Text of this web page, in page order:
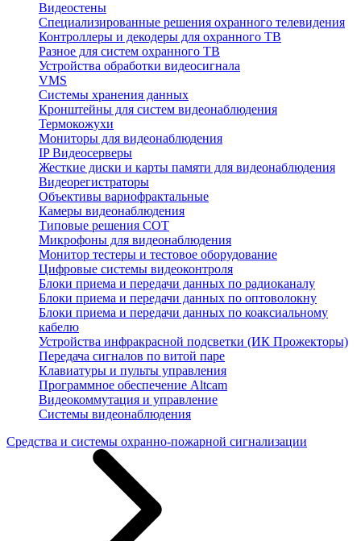
Видеостены
Специализированные решения охранного телевидения
Контроллеры и декодеры для охранного ТВ
Разное для систем охранного ТВ
Устройства обработки видеосигнала
VMS
Системы хранения данных
Кронштейны для систем видеонаблюдения
Термокожухи
Мониторы для видеонаблюдения
IP Видеосерверы
Жесткие диски и карты памяти для видеонаблюдения
Видеорегистраторы
Объективы вариофрактальные
Камеры видеонаблюдения
Типовые решения СОТ
Микрофоны для видеонаблюдения
Монитор тестеры и тестовое оборудование
Цифровые системы видеоконтроля
Блоки приема и передачи данных по радиоканалу
Блоки приема и передачи данных по оптоволокну
Блоки приема и передачи данных по коаксиальному
кабелю
Устройства инфракрасной подсветки (ИК Прожекторы)
Передача сигналов по витой паре
Клавиатуры и пульты управления
Программное обеспечение Altcam
Видеокоммутация и управление
Системы видеонаблюдения
Средства и системы охранно-пожарной сигнализации